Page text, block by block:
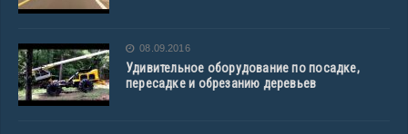
08.09.2016
Удивительное оборудование по посадке,
пересадке и обрезанию деревьев